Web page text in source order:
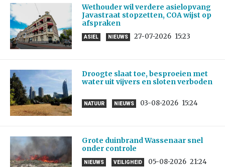
Wethouder wil verdere asielopvang
Javastraat stopzetten, COA wijst op
afspraken
ASIEL NIEUWS 27-07-2026 15:23
Droogte slaat toe, besproeien met
water uit vijvers en sloten verboden
NATUUR NIEUWS 03-08-2026 15:24
Grote duinbrand Wassenaar snel
onder controle
NIEUWS VEILIGHEID 05-08-2026 21:24